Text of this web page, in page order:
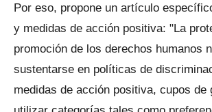
Por eso, propone un artículo
y medidas de acción positiva: "La
promoción de los derechos humanos
sustentarse en políticas de
medidas de acción positiva, cupos de